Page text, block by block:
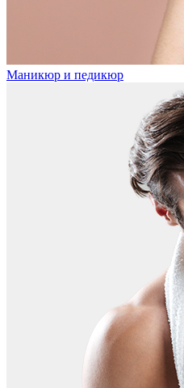
Маникюр и педикюр